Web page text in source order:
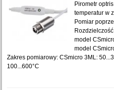
Pirometr
temperatur w
Pomiar
model
model
Zakres pomiarowy: CSmicro 3ML:
100...600°C